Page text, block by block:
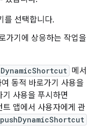
를 선택합니다.
가기에 상응하는 작업을
메서
동적 바로가기 사용을
사용을 푸시하면
앱에서 사용자에게 관
pushDynamicShortcut